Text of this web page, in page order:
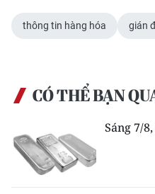
thông tin hàng hóa gián
CÓ THỂ BẠN
Sáng 7/